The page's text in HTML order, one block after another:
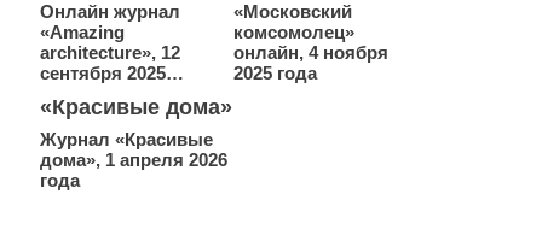
Онлайн журнал
«Amazing
architecture», 12
сентября 2025…
«Московский
комсомолец»
онлайн, 4 ноября
2025 года
«Красивые дома»
Журнал «Красивые
дома», 1 апреля 2026
года